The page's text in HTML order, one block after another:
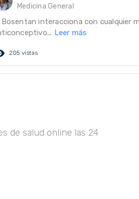
Medicina General
Bosentan interacciona con cualquier
Leer más
205 vistas
de salud online las 24